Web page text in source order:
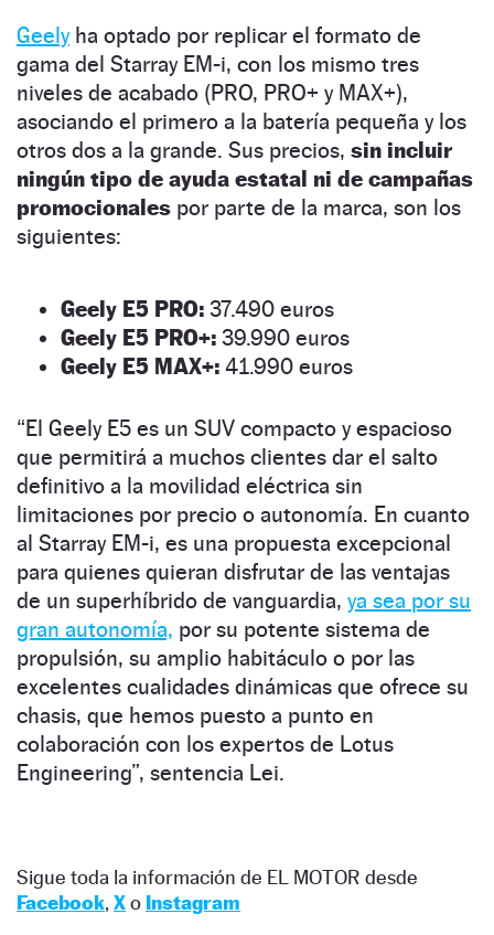
Geelyha optado por replicar el formato de
gama del Starray EM-i, con los mismo tres
niveles de acabado (PRO, PRO+ y MAX+),
asociando el primero a la batería pequeña y los
otros dos a la grande. Sus precios, sin incluir
ningún tipo de ayuda estatal ni de campañas
promocionales por parte de la marca, son los
siguientes:
Geely E5 PRO: 37.490 euros
Geely E5 PRO+: 39.990 euros
Geely E5 MAX+: 41.990 euros
“El Geely E5 es un SUV compacto y espacioso
que permitirá a muchos clientes dar el salto
definitivo a la movilidad eléctrica sin
limitaciones por precio o autonomía. En cuanto
al Starray EM-i, es una propuesta excepcional
para quienes quieran disfrutar de las ventajas
de un superhíbrido de vanguardia, ya sea por su
gran autonomía, por su potente sistema de
propulsión, su amplio habitáculo o por las
excelentes cualidades dinámicas que ofrece su
chasis, que hemos puesto a punto en
colaboración con los expertos de Lotus
Engineering”, sentencia Lei.
Sigue toda la información de EL MOTOR desde
Facebook, Xo Instagram